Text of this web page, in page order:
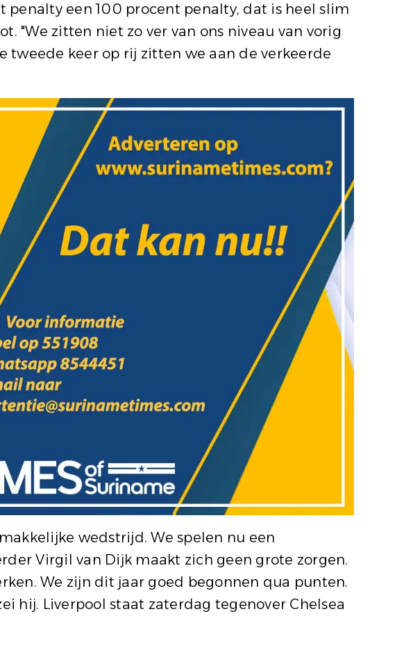
een 100 procent penalty, dat is heel slim
"We zitten niet zo ver van ons niveau van vorig
tweede keer op rij zitten we aan de verkeerde
wedstrijd. We spelen nu een
Virgil van Dijk maakt zich geen grote zorgen.
We zijn dit jaar goed begonnen qua punten.
hij. Liverpool staat zaterdag tegenover Chelsea